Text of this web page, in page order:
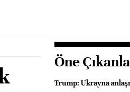
Öne
Trump: Ukrayna